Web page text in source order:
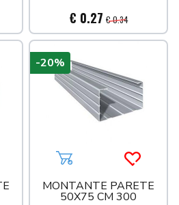
€ 0.27 € 0.34
più tardiAggiungi al carrello
MONTANTE PARETE
50X75 CM 300
-20%